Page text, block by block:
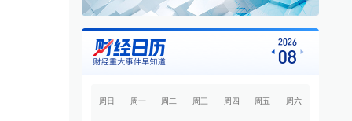
10
知情人士称美军高层正寻求对伊战事“退出
2026
08
周日 周一 周二 周三 周四 周五 周六